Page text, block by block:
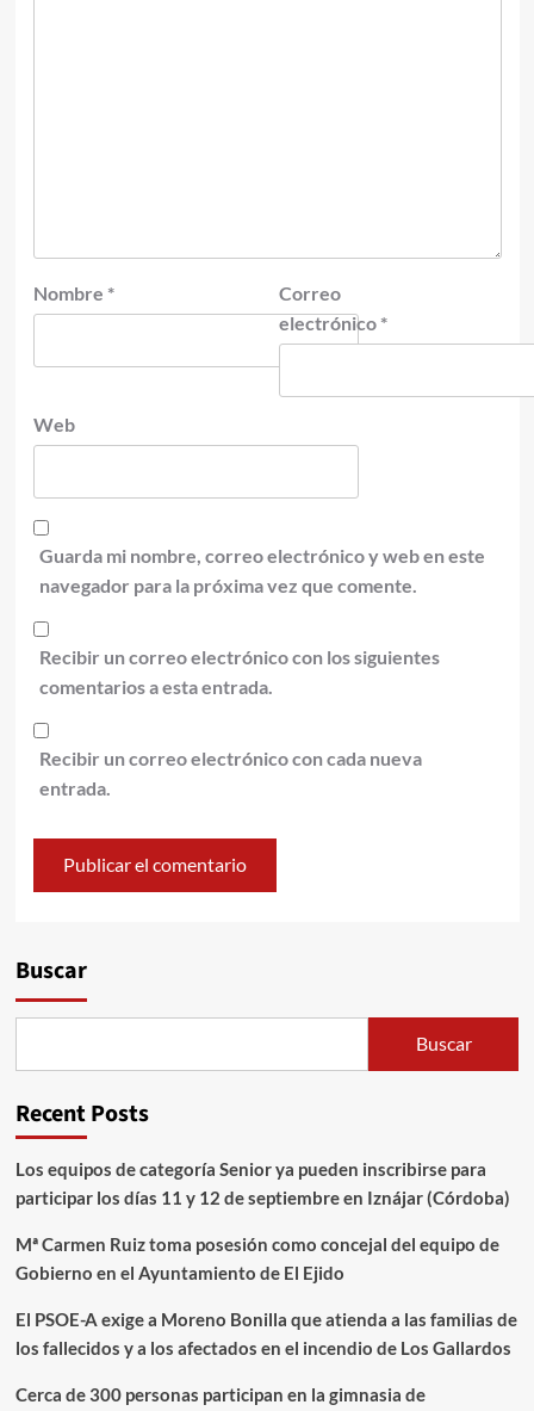
Nombre *
Correo
electrónico *
Web
Guarda mi nombre, correo electrónico y web en este
navegador para la próxima vez que comente.
Recibir un correo electrónico con los siguientes
comentarios a esta entrada.
Recibir un correo electrónico con cada nueva
entrada.
Buscar
Buscar
Recent Posts
Los equipos de categoría Senior ya pueden inscribirse para
participar los días 11 y 12 de septiembre en Iznájar (Córdoba)
Mª Carmen Ruiz toma posesión como concejal del equipo de
Gobierno en el Ayuntamiento de El Ejido
El PSOE-A exige a Moreno Bonilla que atienda a las familias de
los fallecidos y a los afectados en el incendio de Los Gallardos
Cerca de 300 personas participan en la gimnasia de